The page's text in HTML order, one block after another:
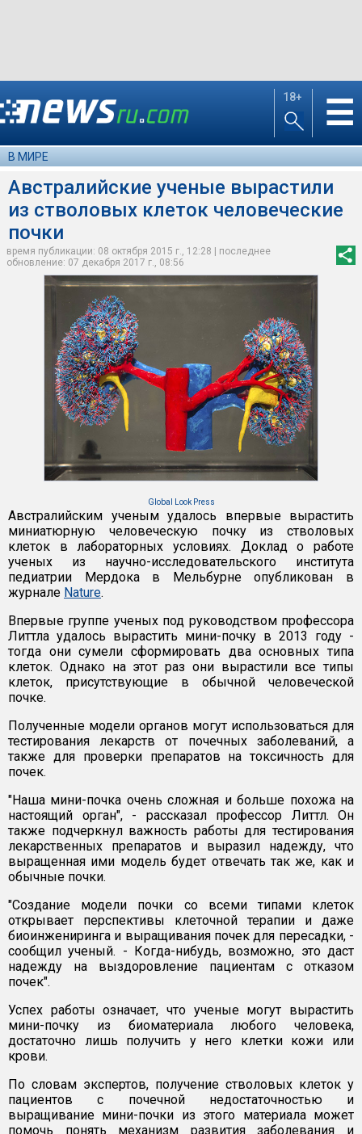
18+ ☰
В МИРЕ
Австралийские ученые вырастили
из стволовых клеток человеческие
почки
время публикации: 08 октября 2015 г., 12:28 | последнее
обновление: 07 декабря 2017 г., 08:56
Global Look Press
Австралийским ученым удалось впервые вырастить
миниатюрную человеческую почку из стволовых
клеток в лабораторных условиях. Доклад о работе
ученых из научно-исследовательского института
педиатрии Мердока в Мельбурне опубликован в
журнале Nature.
Впервые группе ученых под руководством профессора
Литтла удалось вырастить мини-почку в 2013 году -
тогда они сумели сформировать два основных типа
клеток. Однако на этот раз они вырастили все типы
клеток, присутствующие в обычной человеческой
почке.
Полученные модели органов могут использоваться для
тестирования лекарств от почечных заболеваний, а
также для проверки препаратов на токсичность для
почек.
"Наша мини-почка очень сложная и больше похожа на
настоящий орган", - рассказал профессор Литтл. Он
также подчеркнул важность работы для тестирования
лекарственных препаратов и выразил надежду, что
выращенная ими модель будет отвечать так же, как и
обычные почки.
"Создание модели почки со всеми типами клеток
открывает перспективы клеточной терапии и даже
биоинжениринга и выращивания почек для пересадки, -
сообщил ученый. - Когда-нибудь, возможно, это даст
надежду на выздоровление пациентам с отказом
почек".
Успех работы означает, что ученые могут вырастить
мини-почку из биоматериала любого человека,
достаточно лишь получить у него клетки кожи или
крови.
По словам экспертов, получение стволовых клеток у
пациентов с почечной недостаточностью и
выращивание мини-почки из этого материала может
помочь понять механизм развития заболевания и